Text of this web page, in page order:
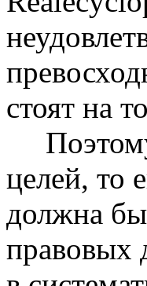
стоят на
Поэтому
целей, то
должна
правовых